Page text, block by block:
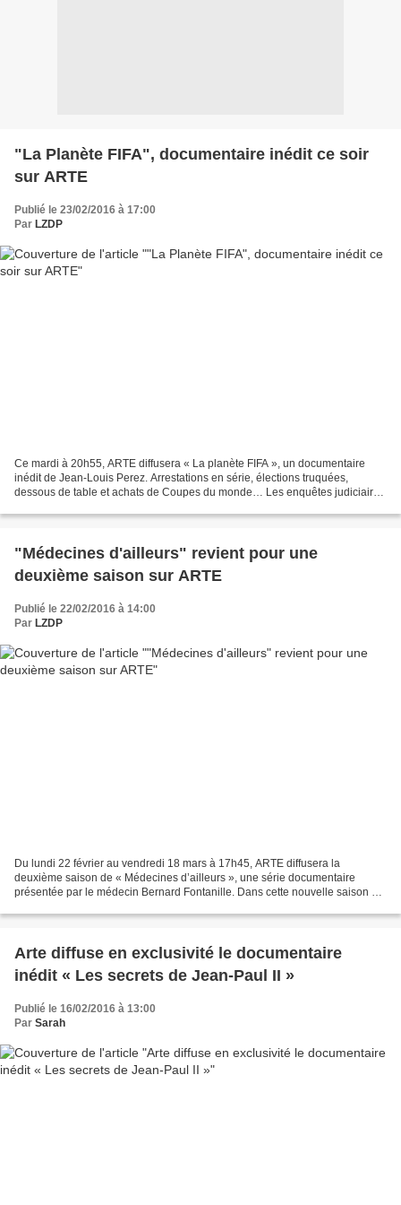
"La Planète FIFA", documentaire inédit ce soir
sur ARTE
Publié le 23/02/2016 à 17:00
Par LZDP
Ce mardi à 20h55, ARTE diffusera « La planète FIFA », un documentaire
inédit de Jean-Louis Perez. Arrestations en série, élections truquées,
dessous de table et achats de Coupes du monde… Les enquêtes judiciaires
"Médecines d'ailleurs" revient pour une
deuxième saison sur ARTE
Publié le 22/02/2016 à 14:00
Par LZDP
Du lundi 22 février au vendredi 18 mars à 17h45, ARTE diffusera la
deuxième saison de « Médecines d’ailleurs », une série documentaire
présentée par le médecin Bernard Fontanille. Dans cette nouvelle saison de
Arte diffuse en exclusivité le documentaire
inédit « Les secrets de Jean-Paul II »
Publié le 16/02/2016 à 13:00
Par Sarah